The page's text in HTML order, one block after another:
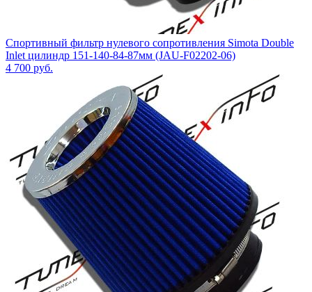
Спортивный фильтр нулевого сопротивления Simota Double
Inlet цилиндр 151-140-84-87мм (JAU-F02202-06)
4 700 руб.